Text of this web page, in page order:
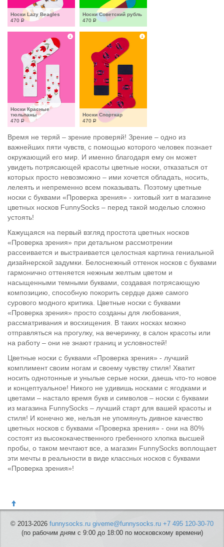
Носки Lazy Beagles
470 Р
Носки Советский рубль
470 Р
Носки Красные
тюльпаны
470 Р
Носки Спорткар
470 Р
Время не теряй – зрение проверяй! Зрение – одно из
важнейших пяти чувств, с помощью которого человек познает
окружающий его мир. И именно благодаря ему он может
увидеть потрясающей красоты цветные носки, отказаться от
которых просто невозможно – ими хочется обладать, носить,
лелеять и непременно всем показывать. Поэтому цветные
носки с буквами «Проверка зрения» - хитовый хит в магазине
цветных носков FunnySocks – перед такой моделью сложно
устоять!
Кажущаяся на первый взгляд простота цветных носков
«Проверка зрения» при детальном рассмотрении
рассеивается и выстраивается целостная картина гениальной
дизайнерской задумки. Белоснежный оттенок носков с буквами
гармонично оттеняется нежным желтым цветом и
насыщенными темными буквами, создавая потрясающую
композицию, способную покорить сердце даже самого
сурового модного критика. Цветные носки с буквами
«Проверка зрения» просто созданы для любования,
рассматривания и восхищения. В таких носках можно
отправляться на прогулку, на вечеринку, в салон красоты или
на работу – они не знают границ и условностей!
Цветные носки с буквами «Проверка зрения» - лучший
комплимент своим ногам и своему чувству стиля! Хватит
носить однотонные и унылые серые носки, даешь что-то новое
и концептуальное! Никого не удивишь носками с ягодками и
цветами – настало время букв и символов – носки с буквами
из магазина FunnySocks – лучший старт для вашей красоты и
стиля! И конечно же, нельзя не упомянуть дивное качество
цветных носков с буквами «Проверка зрения» - они на 80%
состоят из высококачественного гребенного хлопка высшей
пробы, о таком мечтают все, а магазин FunnySocks воплощает
эти мечты в реальности в виде классных носков с буквами
«Проверка зрения»!
© 2013-2026 funnysocks.ru giveme@funnysocks.ru +7 495 120-30-70
(по рабочим дням с 9:00 до 18:00 по московскому времени)